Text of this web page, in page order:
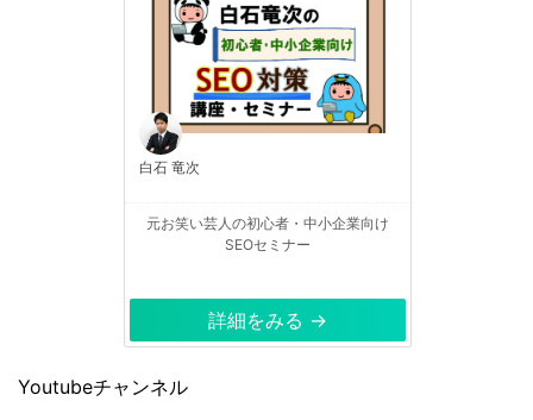
白石 竜次
元お笑い芸人の初心者・中小企業向け
SEOセミナー
詳細をみる →
Youtubeチャンネル